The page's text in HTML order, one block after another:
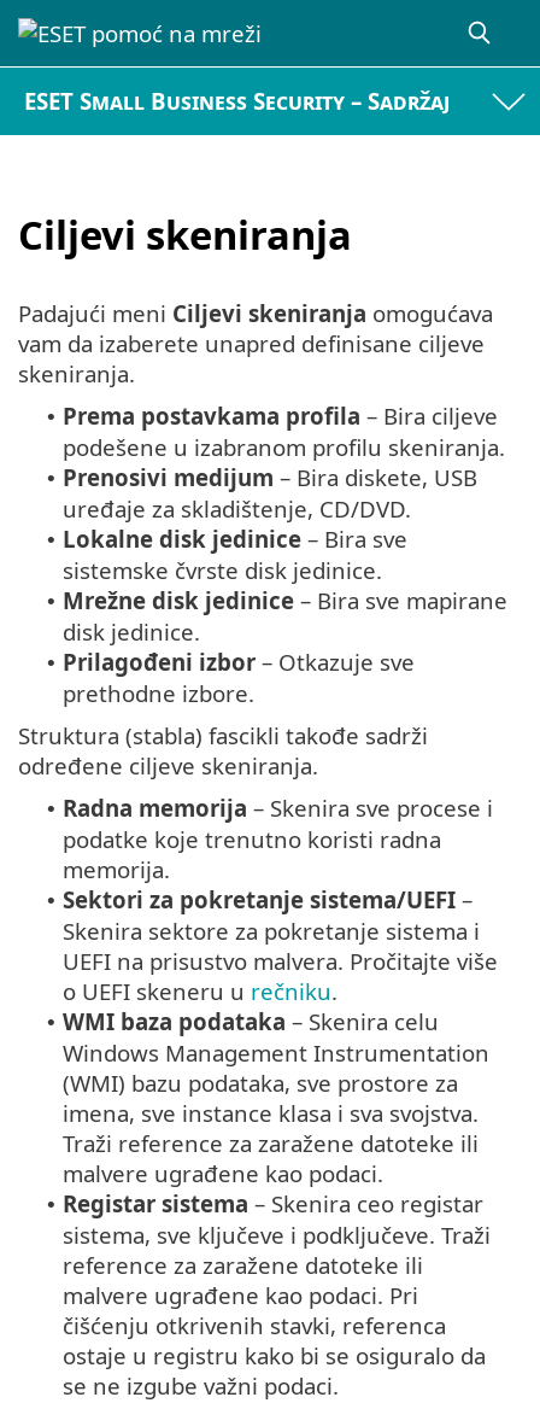
ESET Small Business Security – Sadržaj
Ciljevi skeniranja
Padajući meni Ciljevi skeniranja omogućava
vam da izaberete unapred definisane ciljeve
skeniranja.
• Prema postavkama profila – Bira ciljeve
podešene u izabranom profilu skeniranja.
• Prenosivi medijum – Bira diskete, USB
uređaje za skladištenje, CD/DVD.
• Lokalne disk jedinice – Bira sve
sistemske čvrste disk jedinice.
• Mrežne disk jedinice – Bira sve mapirane
disk jedinice.
• Prilagođeni izbor – Otkazuje sve
prethodne izbore.
Struktura (stabla) fascikli takođe sadrži
određene ciljeve skeniranja.
• Radna memorija – Skenira sve procese i
podatke koje trenutno koristi radna
memorija.
• Sektori za pokretanje sistema/UEFI –
Skenira sektore za pokretanje sistema i
UEFI na prisustvo malvera. Pročitajte više
o UEFI skeneru u rečniku.
• WMI baza podataka – Skenira celu
Windows Management Instrumentation
(WMI) bazu podataka, sve prostore za
imena, sve instance klasa i sva svojstva.
Traži reference za zaražene datoteke ili
malvere ugrađene kao podaci.
• Registar sistema – Skenira ceo registar
sistema, sve ključeve i podključeve. Traži
reference za zaražene datoteke ili
malvere ugrađene kao podaci. Pri
čišćenju otkrivenih stavki, referenca
ostaje u registru kako bi se osiguralo da
se ne izgube važni podaci.